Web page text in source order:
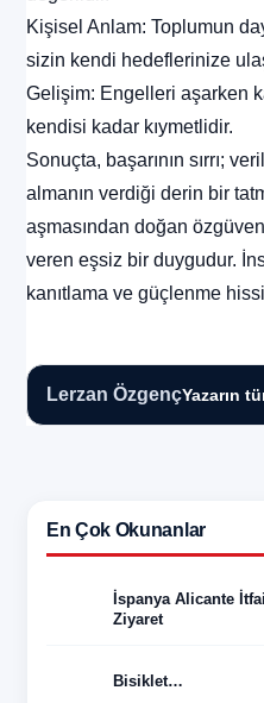
Kişisel Anlam: Toplumun
sizin kendi hedeflerinize
Gelişim: Engelleri aşarken
kendisi kadar kıymetlidir.
Sonuçta, başarının sırrı;
almanın verdiği derin bir
aşmasından doğan
veren eşsiz bir duygudur.
kanıtlama ve güçlenme hissi
Lerzan ÖzgençYazarın
En Çok Okunanlar
İspanya Alicante
Ziyaret
Bisiklet…